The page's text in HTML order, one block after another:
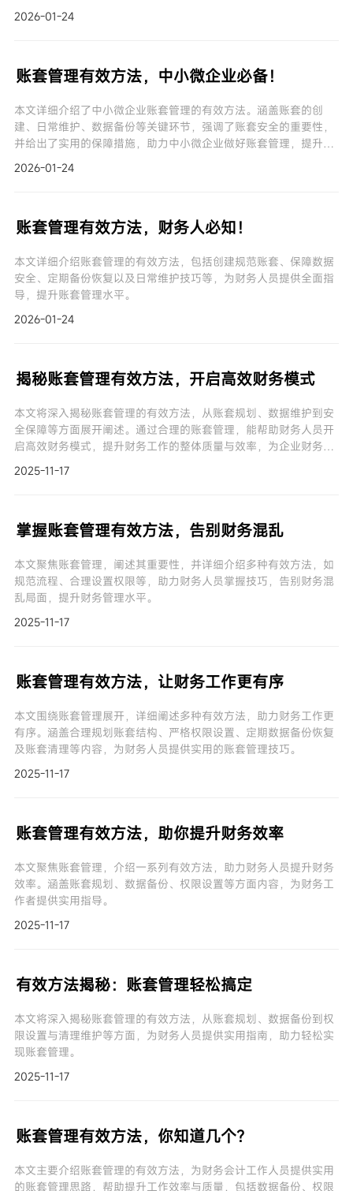
2026-01-24
账套管理有效方法，中小微企业必备！
本文详细介绍了中小微企业账套管理的有效方法。涵盖账套的创
建、日常维护、数据备份等关键环节，强调了账套安全的重要性，
并给出了实用的保障措施，助力中小微企业做好账套管理，提升财
2026-01-24
账套管理有效方法，财务人必知！
本文详细介绍账套管理的有效方法，包括创建规范账套、保障数据
安全、定期备份恢复以及日常维护技巧等，为财务人员提供全面指
导，提升账套管理水平。
2026-01-24
揭秘账套管理有效方法，开启高效财务模式
本文将深入揭秘账套管理的有效方法，从账套规划、数据维护到安
全保障等方面展开阐述。通过合理的账套管理，能帮助财务人员开
启高效财务模式，提升财务工作的整体质量与效率，为企业财务管
2025-11-17
掌握账套管理有效方法，告别财务混乱
本文聚焦账套管理，阐述其重要性，并详细介绍多种有效方法，如
规范流程、合理设置权限等，助力财务人员掌握技巧，告别财务混
乱局面，提升财务管理水平。
2025-11-17
账套管理有效方法，让财务工作更有序
本文围绕账套管理展开，详细阐述多种有效方法，助力财务工作更
有序。涵盖合理规划账套结构、严格权限设置、定期数据备份恢复
及账套清理等内容，为财务人员提供实用的账套管理技巧。
2025-11-17
账套管理有效方法，助你提升财务效率
本文聚焦账套管理，介绍一系列有效方法，助力财务人员提升财务
效率。涵盖账套规划、数据备份、权限设置等方面内容，为财务工
作者提供实用指导。
2025-11-17
有效方法揭秘：账套管理轻松搞定
本文将深入揭秘账套管理的有效方法，从账套规划、数据备份到权
限设置与清理维护等方面，为财务人员提供实用指南，助力轻松实
现账套管理。
2025-11-17
账套管理有效方法，你知道几个？
本文主要介绍账套管理的有效方法，为财务会计工作人员提供实用
的账套管理思路，帮助提升工作效率与质量，包括数据备份、权限